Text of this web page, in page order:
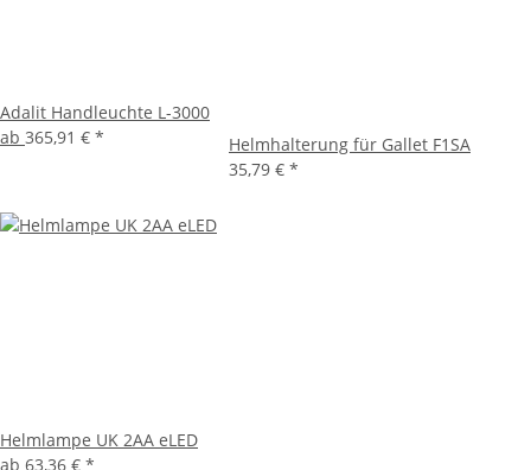
Adalit Handleuchte L-3000
ab 365,91 € *
Helmhalterung für Gallet F1SA
35,79 € *
Helmlampe UK 2AA eLED
ab 63,36 € *